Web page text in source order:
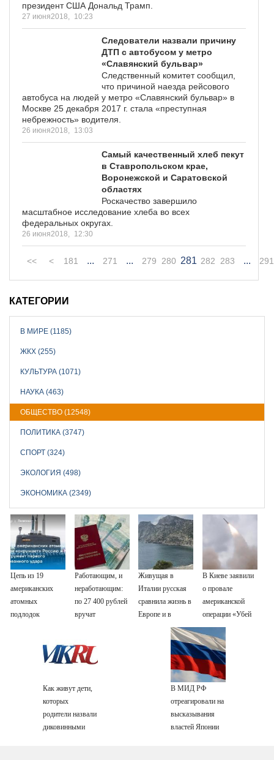
президент США Дональд Трамп.
27 июня2018, 10:23
Следователи назвали причину
ДТП с автобусом у метро
«Славянский бульвар»
Следственный комитет сообщил,
что причиной наезда рейсового
автобуса на людей у метро «Славянский бульвар» в
Москве 25 декабря 2017 г. стала «преступная
небрежность» водителя.
26 июня2018, 13:03
Самый качественный хлеб пекут
в Ставропольском крае,
Воронежской и Саратовской
областях
Роскачество завершило
масштабное исследование хлеба во всех
федеральных округах.
26 июня2018, 12:30
<< < 181 ... 271 ... 279 280 281 282 283 ... 291
КАТЕГОРИИ
В МИРЕ (1185)
ЖКХ (255)
КУЛЬТУРА (1071)
НАУКА (463)
ОБЩЕСТВО (12548)
ПОЛИТИКА (3747)
СПОРТ (324)
ЭКОЛОГИЯ (498)
ЭКОНОМИКА (2349)
Цепь из 19
американских
атомных
подлодок
это инструмент
Работающим, и
неработающим:
по 27 400 рублей
вручат
PrimaMedia.ru
Живущая в
Италии русская
сравнила жизнь в
Европе и в
В Киеве заявили
о провале
американской
операции «Убей
лучника» против
России
Как живут дети,
которых
родители назвали
диковинными
В МИД РФ
отреагировали на
высказывания
властей Японии